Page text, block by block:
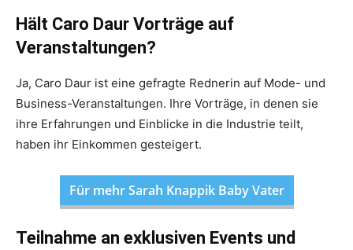
Hält Caro Daur Vorträge auf
Veranstaltungen?
Ja, Caro Daur ist eine gefragte Rednerin auf Mode- und
Business-Veranstaltungen. Ihre Vorträge, in denen sie
ihre Erfahrungen und Einblicke in die Industrie teilt,
haben ihr Einkommen gesteigert.
Für mehr Sarah Knappik Baby Vater
Teilnahme an exklusiven Events und